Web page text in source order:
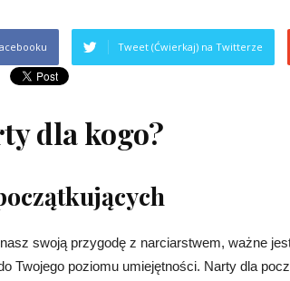
Tweet (Ćwierkaj) na Twitterze
dla kogo?
swoją przygodę z narciarstwem, ważne
Twojego poziomu umiejętności. Narty dla